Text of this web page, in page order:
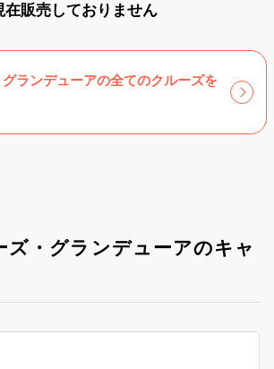
在販売しておりません
ランデューアの全てのクルーズを
ズ・グランデューアのキャ